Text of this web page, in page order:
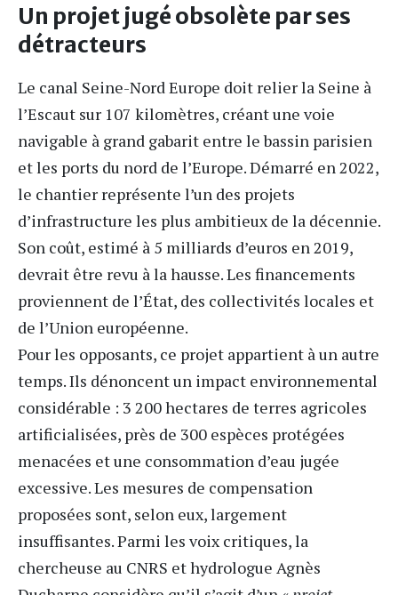
Un projet jugé obsolète par ses
détracteurs
Le canal Seine-Nord Europe doit relier la Seine à
l’Escaut sur 107 kilomètres, créant une voie
navigable à grand gabarit entre le bassin parisien
et les ports du nord de l’Europe. Démarré en 2022,
le chantier représente l’un des projets
d’infrastructure les plus ambitieux de la décennie.
Son coût, estimé à 5 milliards d’euros en 2019,
devrait être revu à la hausse. Les financements
proviennent de l’État, des collectivités locales et
de l’Union européenne.
Pour les opposants, ce projet appartient à un autre
temps. Ils dénoncent un impact environnemental
considérable : 3 200 hectares de terres agricoles
artificialisées, près de 300 espèces protégées
menacées et une consommation d’eau jugée
excessive. Les mesures de compensation
proposées sont, selon eux, largement
insuffisantes. Parmi les voix critiques, la
chercheuse au CNRS et hydrologue Agnès